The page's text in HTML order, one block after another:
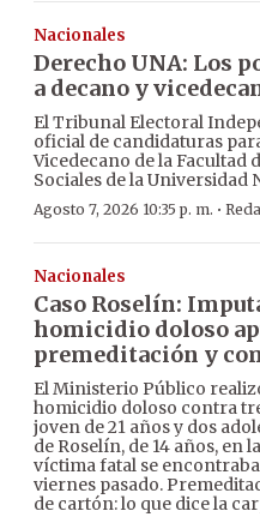
Nacionales
Derecho UNA: Los
a decano y
El Tribunal Electoral
oficial de candidaturas
Vicedecano de la Facultad
Sociales de la Universidad
Agosto 7, 2026 10:35 p. m. ·
Nacionales
Caso Roselín:
homicidio doloso
premeditación y
El Ministerio Público
homicidio doloso contra
joven de 21 años y dos
de Roselín, de 14 años, en
víctima fatal se
viernes pasado.
de cartón: lo que dice la